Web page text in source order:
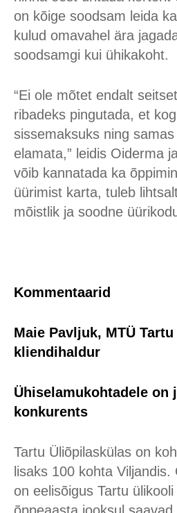
on kõige soodsam leida
kulud omavahel ära
soodsamgi kui ühikakoht.
“Ei ole mõtet endalt
ribadeks pingutada, et
sissemaksuks ning
elamata,” leidis Oiderma
võib kannatada ka
üürimist karta, tuleb
mõistlik ja soodne
Kommentaarid
Maie Pavljuk, MTÜ
kliendihaldur
Ühiselamukohtadele on
konkurents
Tartu Üliõpilaskülas on
lisaks 100 kohta
on eelisõigus Tartu